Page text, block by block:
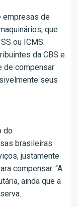
empresas de
que
ou ICMS.
da CBS e
de compensar
seus
do
brasileiras
justamente
compensar. “A
ainda que a